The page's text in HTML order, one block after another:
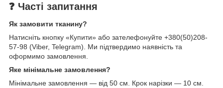
❓ Часті запитання
Як замовити тканину?
Натисніть кнопку «Купити» або зателефонуйте +380(50)208-
57-98 (Viber, Telegram). Ми підтвердимо наявність та
оформимо замовлення.
Яке мінімальне замовлення?
Мінімальне замовлення — від 50 см. Крок нарізки — 10 см.